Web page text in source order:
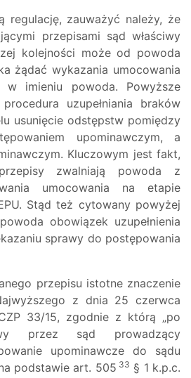
regulację, zauważyć należy, że
przepisami sąd właściwy
kolejności może od powoda
żądać wykazania umocowania
w imieniu powoda. Powyższe
uzupełniania braków
usunięcie odstępstw pomiędzy
upominawczym, a
Kluczowym jest fakt,
zwalniają powoda z
umocowania na etapie
Stąd też cytowany powyżej
obowiązek uzupełnienia
sprawy do postępowania
przepisu istotne znaczenie
z dnia 25 czerwca
33/15, zgodnie z którą „po
przez sąd prowadzący
upominawcze do sądu
podstawie art. 505 33 § 1 k.p.c.